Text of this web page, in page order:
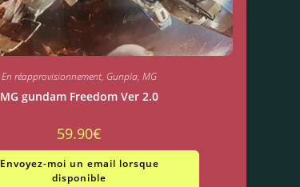
En réapprovisionnement, Gunpla,MG
MG gundam Freedom Ver 2.0
59.90€
Envoyez-moi un email lorsque
disponible